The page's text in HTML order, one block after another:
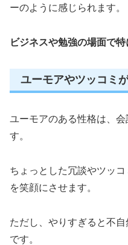
ーのように感じられます。
ビジネスや勉強の場面で
ユーモアやツッコミ
ユーモアのある性格は、
す。
ちょっとした冗談やツッ
を笑顔にさせます。
ただし、やりすぎると不
です。